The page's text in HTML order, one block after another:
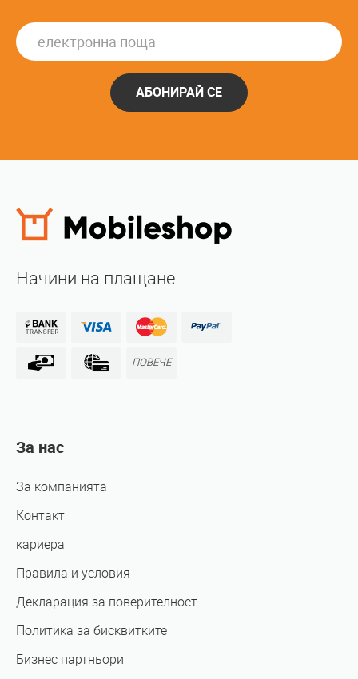
АБОНИРАЙ СЕ
Начини на плащане
ПОВЕЧЕ
За нас
За компанията
Контакт
кариера
Правила и условия
Декларация за поверителност
Политика за бисквитките
Бизнес партньори